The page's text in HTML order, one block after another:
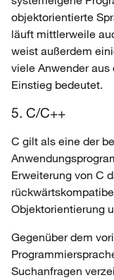
objektorientierte
läuft mittlerweile
weist außerdem
viele Anwender
Einstieg bedeutet.
5. C/C++
C gilt als eine der
Erweiterung von C
Objektorientierung
Gegenüber dem
Suchanfragen